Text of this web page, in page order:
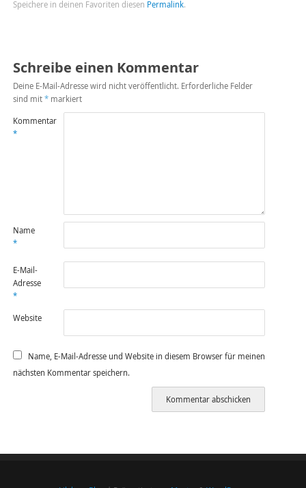
Speichere in deinen Favoriten diesen Permalink.
Schreibe einen Kommentar
Deine E-Mail-Adresse wird nicht veröffentlicht. Erforderliche Felder
sind mit *markiert
Kommentar
*
Name
*
E-Mail-
Adresse
*
Website
Name, E-Mail-Adresse und Website in diesem Browser für meinen
nächsten Kommentar speichern.